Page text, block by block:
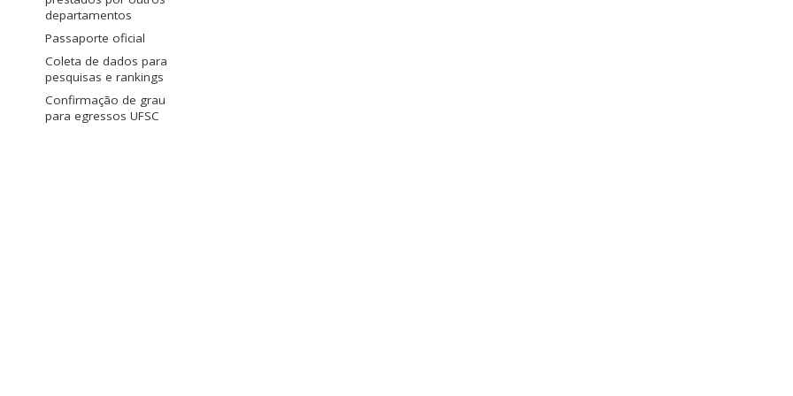
departamentos
Passaporte oficial
Coleta de dados para
pesquisas e rankings
Confirmação de grau
para egressos UFSC